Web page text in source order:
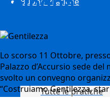
Tutte le pratiche
Lo scorso 11 Ottobre,
Palazzo d’Accursio sede
svolto un convegno
“Costruiamo Gentilezza,